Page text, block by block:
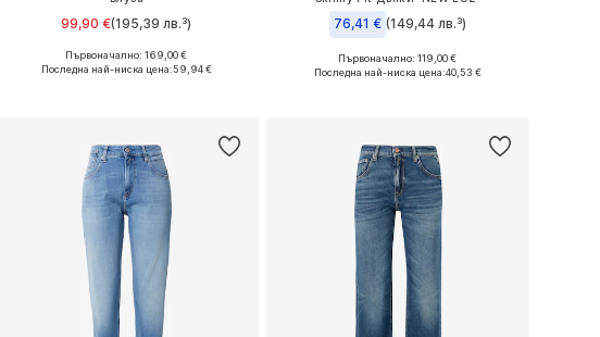
99,90 €(195,39 лв.³)
Налични размери: XS, S, M, L
Първоначално: 169,00 €
Последна най-ниска цена:59,94 €
76,41 € (149,44 лв.³)
Предлага се в много размери
Първоначално: 119,00 €
Последна най-ниска цена:40,53 €